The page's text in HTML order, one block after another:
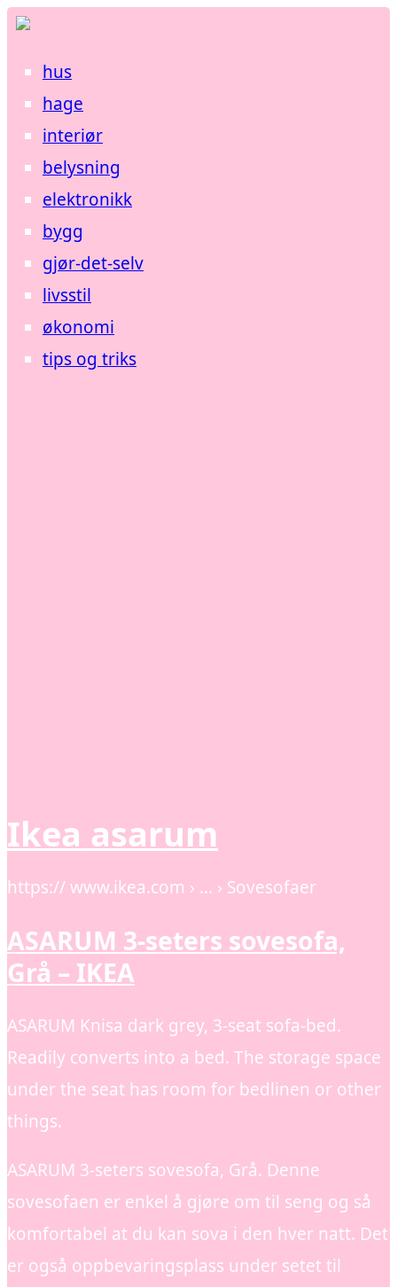
hus
hage
interiør
belysning
elektronikk
bygg
gjør-det-selv
livsstil
økonomi
tips og triks
Ikea asarum
https:// www.ikea.com › … › Sovesofaer
ASARUM 3-seters sovesofa,
Grå – IKEA
ASARUM Knisa dark grey, 3-seat sofa-bed.
Readily converts into a bed. The storage space
under the seat has room for bedlinen or other
things.
ASARUM 3-seters sovesofa, Grå. Denne
sovesofaen er enkel å gjøre om til seng og så
komfortabel at du kan sova i den hver natt. Det
er også oppbevaringsplass under setet til